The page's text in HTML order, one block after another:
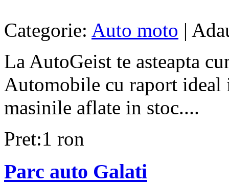
Categorie: Auto moto |
La AutoGeist te asteapta
Automobile cu raport ideal
masinile aflate in stoc....
Pret:1 ron
Parc auto Galati